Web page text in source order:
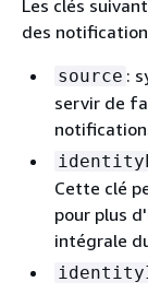
Les clés
des
source :
servir de
Cette clé
pour plus
intégrale